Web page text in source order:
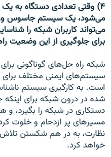
۴) وقتی تعدادی دستگاه به
می‌شود، یک سیستم جاسوس
می‌تواند کاربران شبکه را
برای جلوگیری از این وضعیت
شبکه راه حل‌های گوناگونی
سیستم‌های ایمنی مختلف برای
است. به کارگیری سیستم
شده در درون شبکه برای
دستکاری در شبکه را بگیرد،
مسیرهای پر ازدحام و خلوت
نظارت، به در هم شکستن
خواهد کرد.